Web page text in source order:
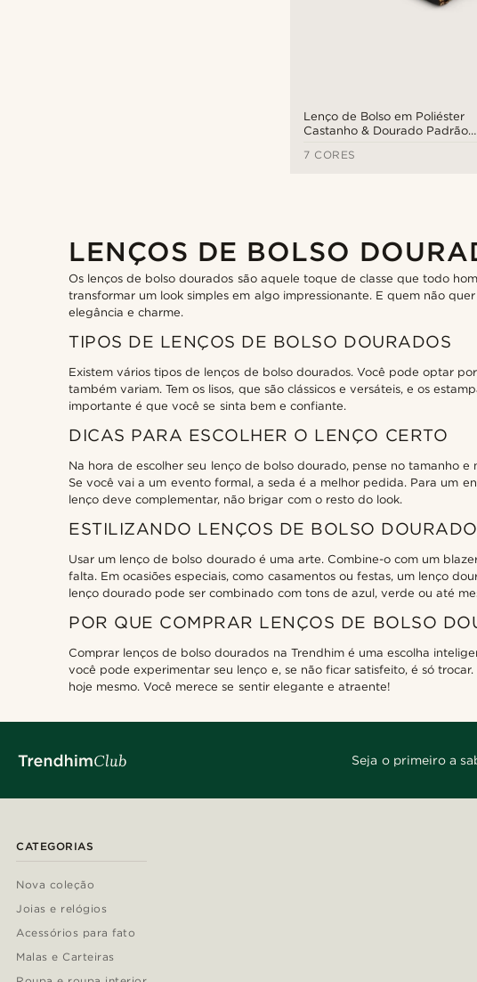
Lenço de Bolso em Poliéster
Castanho & Dourado Padrão
7 CORES
LENÇOS DE BOLSO
Os lenços de bolso dourados são aquele toque de classe que todo
transformar um look simples em algo impressionante. E quem não
elegância e charme.
TIPOS DE LENÇOS DE BOLSO DOURADOS
Existem vários tipos de lenços de bolso dourados. Você pode optar
também variam. Tem os lisos, que são clássicos e versáteis, e os
importante é que você se sinta bem e confiante.
DICAS PARA ESCOLHER O LENÇO CERTO
Na hora de escolher seu lenço de bolso dourado, pense no tamanho
Se você vai a um evento formal, a seda é a melhor pedida. Para um
lenço deve complementar, não brigar com o resto do look.
ESTILIZANDO LENÇOS DE BOLSO
Usar um lenço de bolso dourado é uma arte. Combine-o com um
falta. Em ocasiões especiais, como casamentos ou festas, um lenço
lenço dourado pode ser combinado com tons de azul, verde ou até
POR QUE COMPRAR LENÇOS DE BOLSO
Comprar lenços de bolso dourados na Trendhim é uma escolha
você pode experimentar seu lenço e, se não ficar satisfeito, é só
hoje mesmo. Você merece se sentir elegante e atraente!
Seja o primeiro a
CATEGORIAS
Nova coleção
Joias e relógios
Acessórios para fato
Malas e Carteiras